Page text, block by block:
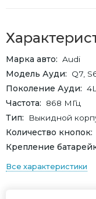
Марка авто
Audi
Модель Ауди
Q7,
Поколение Ауди
Частота
868 МГц
Тип
Выкидной
Количество кнопок
Крепление
Все характеристики